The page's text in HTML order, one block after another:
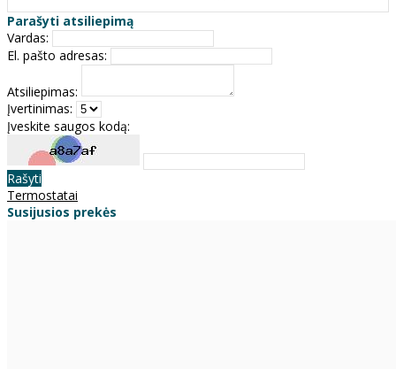
Parašyti atsiliepimą
Vardas:
El. pašto adresas:
Atsiliepimas:
Įvertinimas:
Įveskite saugos kodą:
Rašyti
Termostatai
Susijusios prekės